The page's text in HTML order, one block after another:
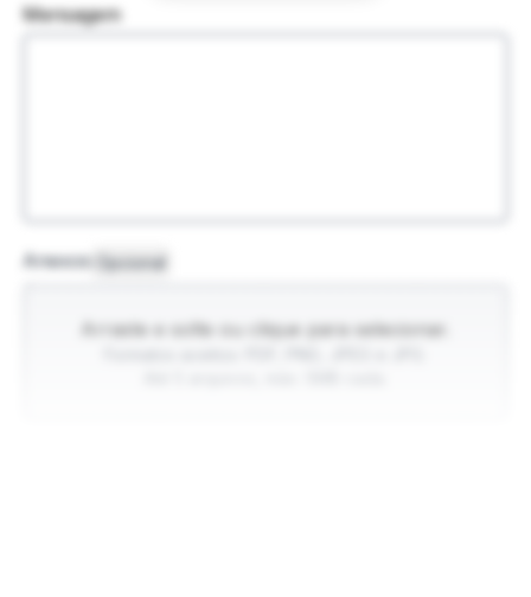
Mensagem
Anexos Opcional
Arraste e solte ou clique para selecionar.